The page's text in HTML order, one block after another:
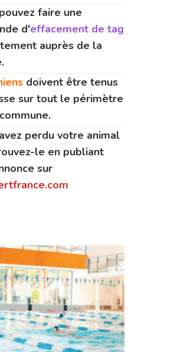
faire une
d'effacement de tag
auprès de la
doivent être tenus
sur tout le périmètre
perdu votre animal
le en publiant
sur